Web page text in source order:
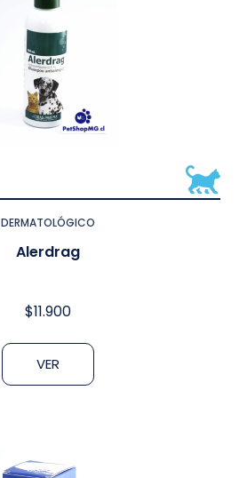
DERMATOLÓGICO
Alerdrag
$11.900
VER